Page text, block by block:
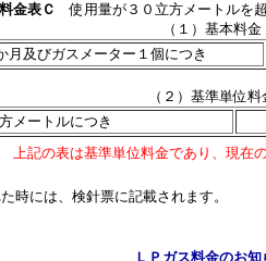
料金表Ｃ
使用量が３０立方メートルを
（１）基本料金
月及びガスメーター１個につき
（２）基準単位料
メートルにつき
記の表は基準単位料金であり、現在
時には、検針票に記載されます。
ＬＰガス料金のお知